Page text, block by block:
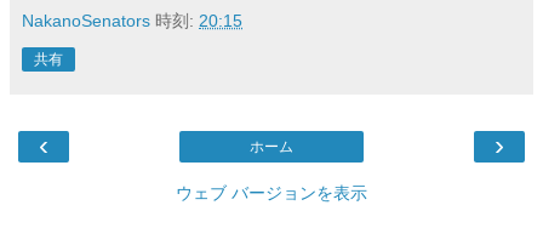
NakanoSenators 時刻: 20:15
共有
‹ ›
ホーム
ウェブ バージョンを表示